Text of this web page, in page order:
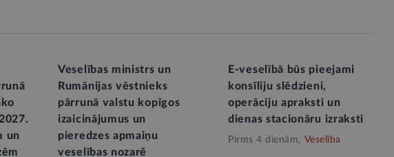
un
Veselības ministrs un
Rumānijas vēstnieks
pārrunā valstu kopīgos
izaicinājumus un
pieredzes apmaiņu
veselības nozarē
E-veselībā būs pieejami
konsīliju slēdzieni,
operāciju apraksti un
dienas stacionāru izraksti
Pirms 4 dienām, Veselība